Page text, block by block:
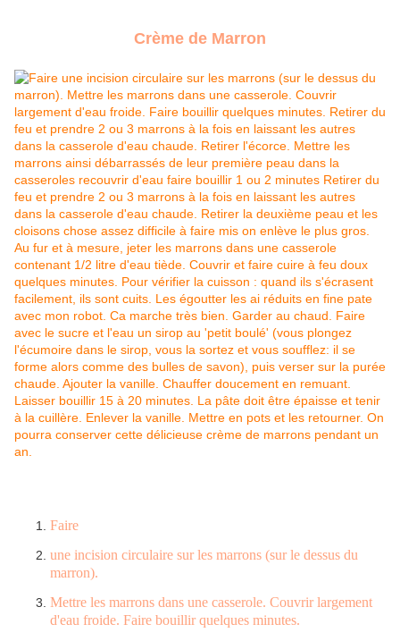
Crème de Marron
Faire
une incision circulaire sur les marrons (sur le dessus du
marron).
Mettre les marrons dans une casserole. Couvrir largement
d'eau froide. Faire bouillir quelques minutes.